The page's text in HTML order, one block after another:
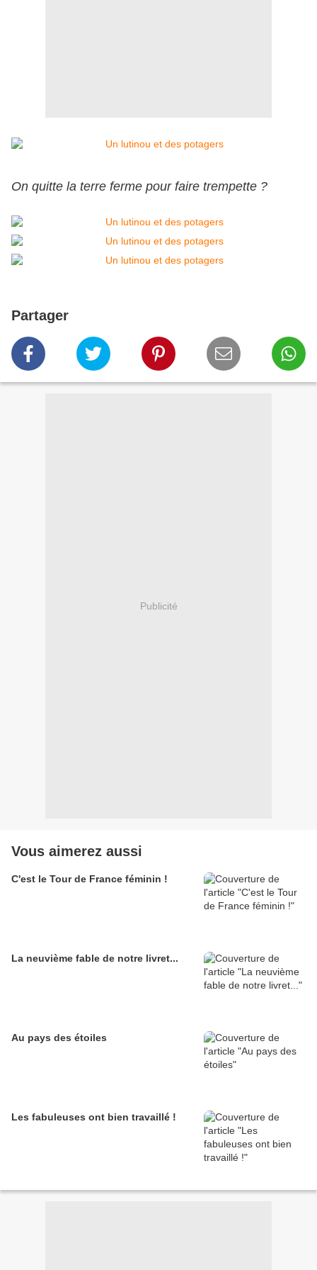
On quitte la terre ferme pour faire trempette ?
Partager
Publicité
Vous aimerez aussi
C'est le Tour de France féminin !
La neuvième fable de notre livret...
Au pays des étoiles
Les fabuleuses ont bien travaillé !